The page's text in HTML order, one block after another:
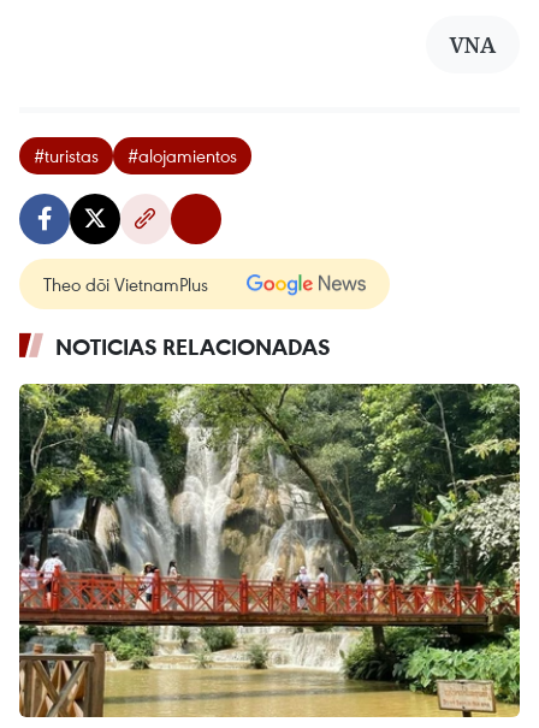
VNA
#turistas #alojamientos
Theo dõi VietnamPlus
NOTICIAS RELACIONADAS